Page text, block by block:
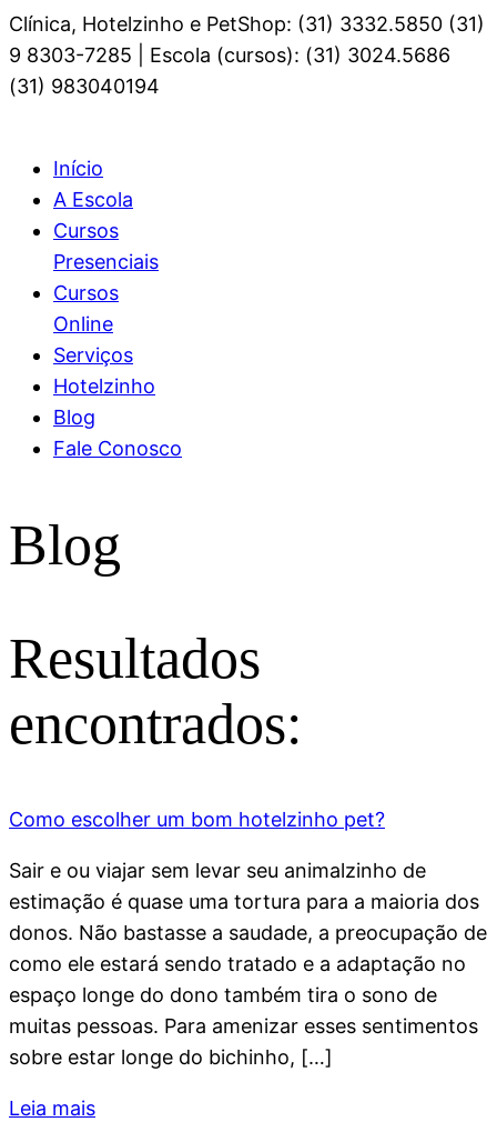
Clínica, Hotelzinho e PetShop: (31) 3332.5850 (31)
9 8303-7285 | Escola (cursos): (31) 3024.5686
(31) 983040194
Início
A Escola
Cursos
Presenciais
Cursos
Online
Serviços
Hotelzinho
Blog
Fale Conosco
Blog
Resultados
encontrados:
Como escolher um bom hotelzinho pet?
Sair e ou viajar sem levar seu animalzinho de
estimação é quase uma tortura para a maioria dos
donos. Não bastasse a saudade, a preocupação de
como ele estará sendo tratado e a adaptação no
espaço longe do dono também tira o sono de
muitas pessoas. Para amenizar esses sentimentos
sobre estar longe do bichinho, […]
Leia mais